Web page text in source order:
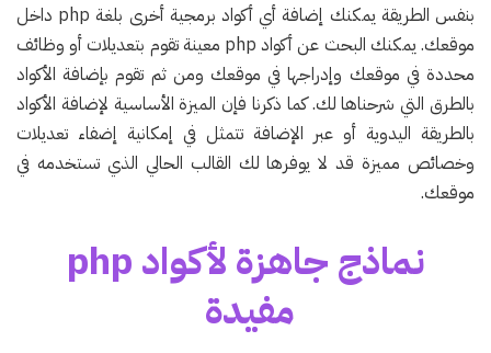
بنفس الطريقة يمكنك إضافة أي أكواد برمجية أخرى بلغة php داخل
موقعك. يمكنك البحث عن أكواد php معينة تقوم بتعديلات أو وظائف
محددة في موقعك وإدراجها في موقعك ومن ثم تقوم بإضافة الأكواد
بالطرق التي شرحناها لك. كما ذكرنا فإن الميزة الأساسية لإضافة الأكواد
بالطريقة اليدوية أو عبر الإضافة تتمثل في إمكانية إضفاء تعديلات
وخصائص مميزة قد لا يوفرها لك القالب الحالي الذي تستخدمه في
موقعك.
نماذج جاهزة لأكواد php
مفيدة